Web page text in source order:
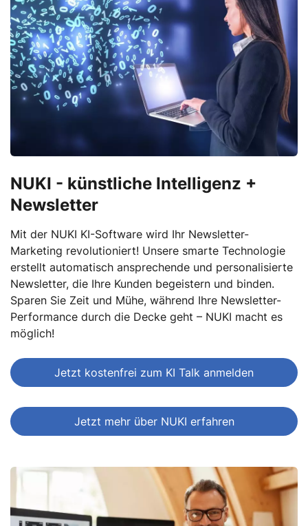
NUKI - künstliche Intelligenz +
Newsletter
Mit der NUKI KI-Software wird Ihr Newsletter-
Marketing revolutioniert! Unsere smarte Technologie
erstellt automatisch ansprechende und personalisierte
Newsletter, die Ihre Kunden begeistern und binden.
Sparen Sie Zeit und Mühe, während Ihre Newsletter-
Performance durch die Decke geht – NUKI macht es
möglich!
Jetzt kostenfrei zum KI Talk anmelden
Jetzt mehr über NUKI erfahren